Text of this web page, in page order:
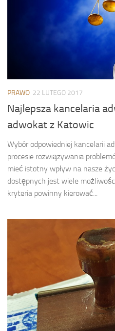
PRAWO 22 LUTEGO 2017
Najlepsza kancelaria
adwokat z Katowic
Wybór odpowiedniej kancelarii
procesie rozwiązywania
mieć istotny wpływ na nasze
dostępnych jest wiele
kryteria powinny kierować...